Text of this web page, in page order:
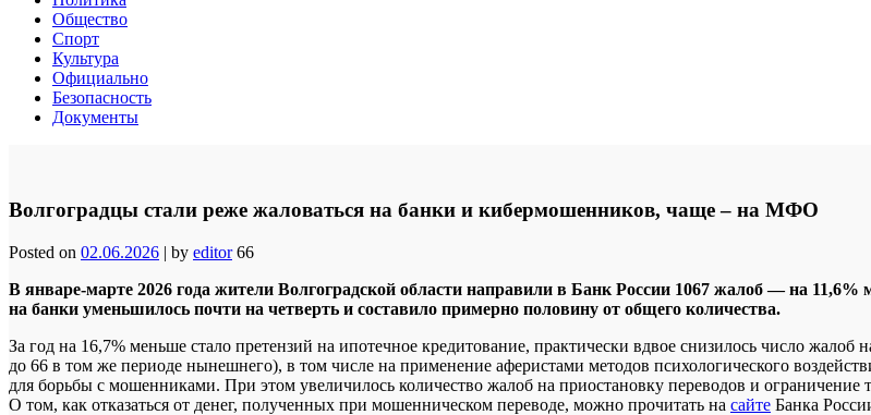
Общество
Спорт
Культура
Официально
Безопасность
Документы
Волгоградцы стали реже жаловаться на банки и кибермошенников, чаще – на МФО
Posted on 02.06.2026 | by editor 66
В январе-марте 2026 года жители Волгоградской области направили в Банк России 1067 жалоб — на
на банки уменьшилось почти на четверть и составило примерно половину от общего количества.
За год на 16,7% меньше стало претензий на ипотечное кредитование, практически вдвое снизилось число
до 66 в том же периоде нынешнего), в том числе на применение аферистами методов психологического
для борьбы с мошенниками. При этом увеличилось количество жалоб на приостановку переводов и ограничение
О том, как отказаться от денег, полученных при мошенническом переводе, можно прочитать на сайте Банка